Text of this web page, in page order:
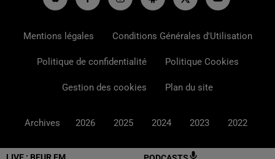
Mentions légales Conditions Générales d'Utilisation
Politique de confidentialité Politique Cookies
Gestion des cookies Plan du site
Archives 2026 2025 2024 2023 2022